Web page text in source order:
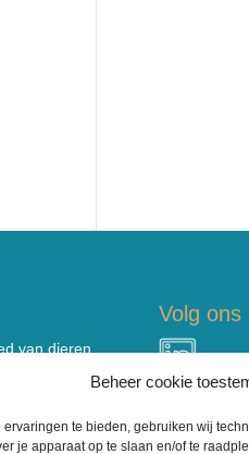
Beheer cookie
ervaringen te bieden, gebruiken wij
je apparaat op te slaan en/of te
van dieren
netwerk,
Volg ons